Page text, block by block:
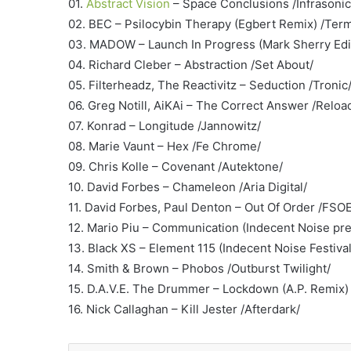
01. Abstract Vision – Space Conclusions /
02. BEC – Psilocybin Therapy (Egbert Remix) /
03. MADOW – Launch In Progress (Mark Sherry
04. Richard Cleber – Abstraction /Set About/
05. Filterheadz, The Reactivitz – Seduction /Tronic/
06. Greg Notill, AiKAi – The Correct Answer /
07. Konrad – Longitude /Jannowitz/
08. Marie Vaunt – Hex /Fe Chrome/
09. Chris Kolle – Covenant /Autektone/
10. David Forbes – Chameleon /Aria Digital/
11. David Forbes, Paul Denton – Out Of Order /
12. Mario Piu – Communication (Indecent Noise
13. Black XS – Element 115 (Indecent Noise
14. Smith & Brown – Phobos /Outburst Twilight/
15. D.A.V.E. The Drummer – Lockdown (A.P.
16. Nick Callaghan – Kill Jester /Afterdark/